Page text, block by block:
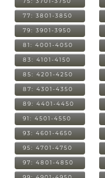
77: 3801-3850
79: 3901-3950
81: 4001-4050
83: 4101-4150
85: 4201-4250
87: 4301-4350
89: 4401-4450
91: 4501-4550
93: 4601-4650
95: 4701-4750
97: 4801-4850